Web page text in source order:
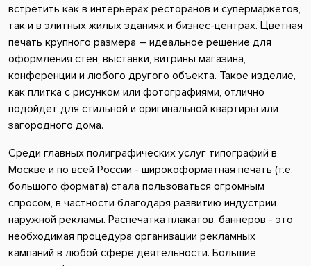
встретить как в интерьерах ресторанов и супермаркетов,
так и в элитных жилых зданиях и бизнес-центрах. Цветная
печать крупного размера – идеальное решение для
оформления стен, выставки, витрины магазина,
конференции и любого другого объекта. Такое изделие,
как плитка с рисунком или фотографиями, отлично
подойдет для стильной и оригинальной квартиры или
загородного дома.
Среди главных полиграфических услуг типографий в
Москве и по всей России - широкоформатная печать (т.е.
большого формата) стала пользоваться огромным
спросом, в частности благодаря развитию индустрии
наружной рекламы. Распечатка плакатов, баннеров - это
необходимая процедура организации рекламных
кампаний в любой сфере деятельности. Большие